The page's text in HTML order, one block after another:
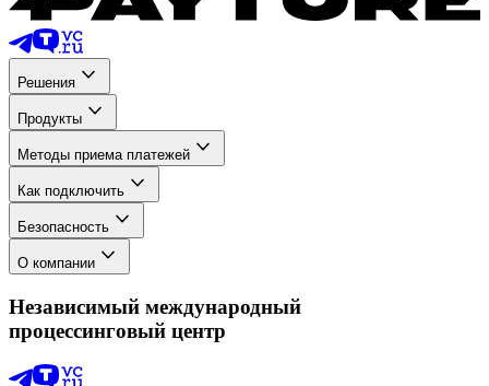
Решения
Продукты
Методы приема платежей
Как подключить
Безопасность
О компании
Независимый международный
процессинговый центр